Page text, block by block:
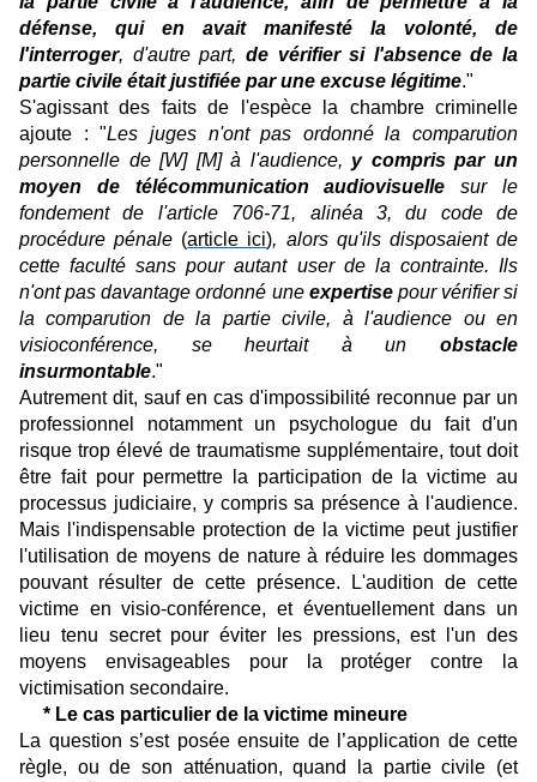
défense, qui en avait manifesté la volonté, de
l'interroger, d'autre part, de vérifier si l'absence de la
partie civile était justifiée par une excuse légitime."
S'agissant des faits de l'espèce la chambre criminelle
ajoute : "Les juges n'ont pas ordonné la comparution
personnelle de [W] [M] à l'audience, y compris par un
moyen de télécommunication audiovisuelle sur le
fondement de l'article 706-71, alinéa 3, du code de
procédure pénale (article ici), alors qu'ils disposaient de
cette faculté sans pour autant user de la contrainte. Ils
n'ont pas davantage ordonné une expertisepour vérifier si
la comparution de la partie civile, à l'audience ou en
visioconférence, se heurtait à un obstacle
insurmontable."
Autrement dit, sauf en cas d'impossibilité reconnue par un
professionnel notamment un psychologue du fait d'un
risque trop élevé de traumatisme supplémentaire, tout doit
être fait pour permettre la participation de la victime au
processus judiciaire, y compris sa présence à l'audience.
Mais l'indispensable protection de la victime peut justifier
l'utilisation de moyens de nature à réduire les dommages
pouvant résulter de cette présence. L'audition de cette
victime en visio-conférence, et éventuellement dans un
lieu tenu secret pour éviter les pressions, est l'un des
moyens envisageables pour la protéger contre la
victimisation secondaire.
* Le cas particulier de la victime mineure
La question s’est posée ensuite de l’application de cette
règle, ou de son atténuation, quand la partie civile (et